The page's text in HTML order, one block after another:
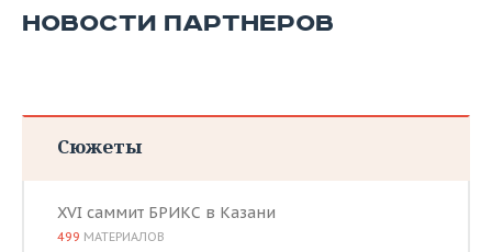
НОВОСТИ ПАРТНЕРОВ
Сюжеты
XVI саммит БРИКС в Казани
499 МАТЕРИАЛОВ